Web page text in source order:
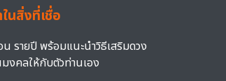
นสิ่งที่เชื่อ
น รายปี พร้อมแนะนำวิธีเสริมดวง
งคลให้กับตัวท่านเอง